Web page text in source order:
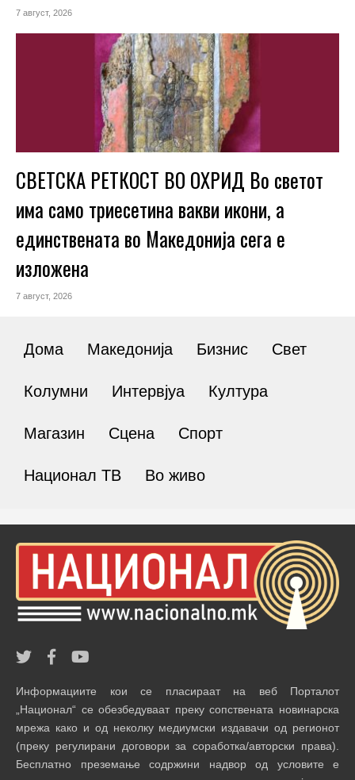
7 август, 2026
СВЕТСКА РЕТКОСТ ВО ОХРИД Во светот
има само триесетина вакви икони, а
единствената во Македонија сега е
изложена
7 август, 2026
Дома Македонија Бизнис Свет
Колумни Интервјуа Култура
Магазин Сцена Спорт
Национал ТВ Во живо
Информациите кои се пласираат на веб Порталот
„Национал“ се обезбедуваат преку сопствената новинарска
мрежа како и од неколку медиумски издавачи од регионот
(преку регулирани договори за соработка/авторски права).
Бесплатно преземање содржини надвор од условите е